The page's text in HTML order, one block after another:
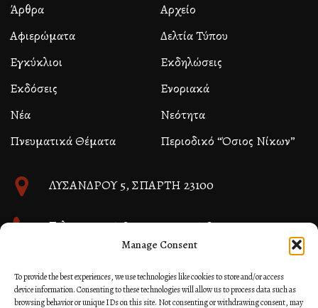
Manage Consent
To provide the best experiences, we use technologies like cookies to store and/or access
device information. Consenting to these technologies will allow us to process data such as
browsing behavior or unique IDs on this site. Not consenting or withdrawing consent, may
Άρθρα
Αρχείο
Αφιερώματα
Δελτία Τύπου
Εγκύκλιοι
Εκδηλώσεις
Εκδόσεις
Ενοριακά
Νέα
Νεότητα
Πνευματικά Θέματα
Περιοδικό “Όσιος Νίκων”
ΛΥΣΑΝΔΡΟΥ 5, ΣΠΑΡΤΗ 23100
Τηλ. 27310 26580 και 27310 26581